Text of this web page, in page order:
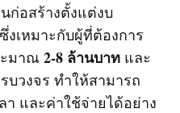
ก่อสร้างตั้งแต่งบ
ซึ่งเหมาะกับผู้ที่ต้องการ
มาณ 2-8 ล้านบาท และ
บวงจร ทำให้สามารถ
และค่าใช้จ่ายได้อย่าง